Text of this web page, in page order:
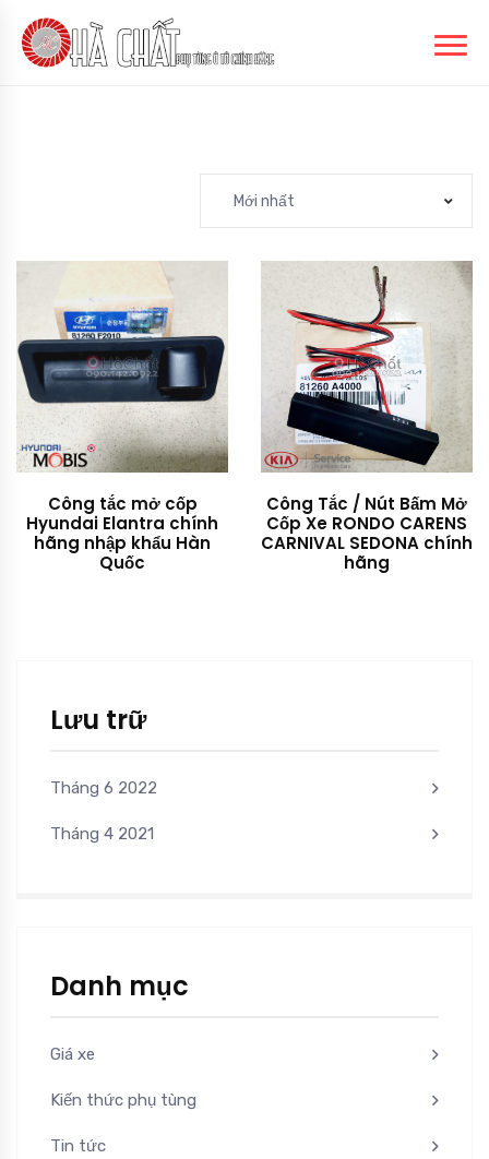
Lưu trữ
Tháng 6 2022
Tháng 4 2021
Danh mục
Giá xe
Kiến thức phụ tùng
Tin tức
Mới nhất
Công tắc mở cốp
Hyundai Elantra chính
hãng nhập khẩu Hàn
Quốc
Công Tắc / Nút Bấm Mở
Cốp Xe RONDO CARENS
CARNIVAL SEDONA chính
hãng